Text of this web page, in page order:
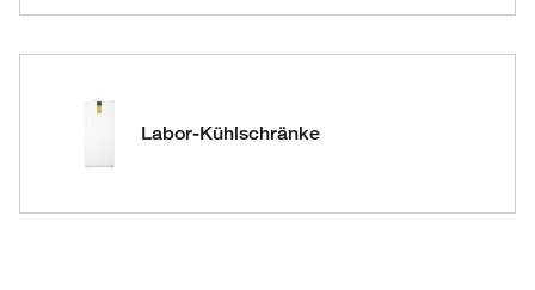
Labor-Kühlschränke